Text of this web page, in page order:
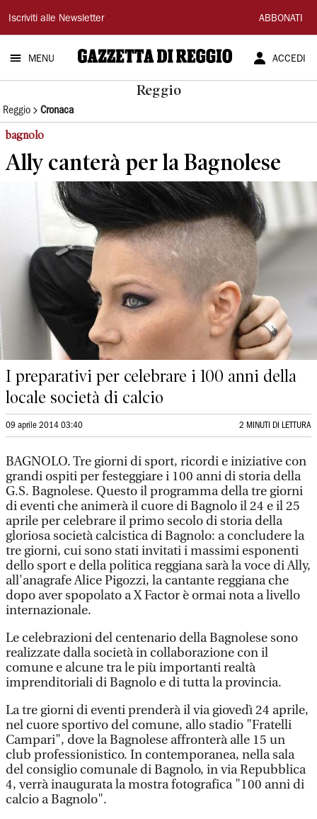
Gazzetta
di
Reggio
Iscriviti alle Newsletter ABBONATI
MENU ACCEDI
Reggio
Reggio Cronaca
bagnolo
Ally canterà per la Bagnolese
I preparativi per celebrare i 100 anni della
locale società di calcio
09 aprile 2014 03:40 2 MINUTI DI LETTURA
BAGNOLO. Tre giorni di sport, ricordi e iniziative con
grandi ospiti per festeggiare i 100 anni di storia della
G.S. Bagnolese. Questo il programma della tre giorni
di eventi che animerà il cuore di Bagnolo il 24 e il 25
aprile per celebrare il primo secolo di storia della
gloriosa società calcistica di Bagnolo: a concludere la
tre giorni, cui sono stati invitati i massimi esponenti
dello sport e della politica reggiana sarà la voce di Ally,
all'anagrafe Alice Pigozzi, la cantante reggiana che
dopo aver spopolato a X Factor è ormai nota a livello
internazionale.
Le celebrazioni del centenario della Bagnolese sono
realizzate dalla società in collaborazione con il
comune e alcune tra le più importanti realtà
imprenditoriali di Bagnolo e di tutta la provincia.
La tre giorni di eventi prenderà il via giovedì 24 aprile,
nel cuore sportivo del comune, allo stadio "Fratelli
Campari", dove la Bagnolese affronterà alle 15 un
club professionistico. In contemporanea, nella sala
del consiglio comunale di Bagnolo, in via Repubblica
4, verrà inaugurata la mostra fotografica "100 anni di
calcio a Bagnolo".